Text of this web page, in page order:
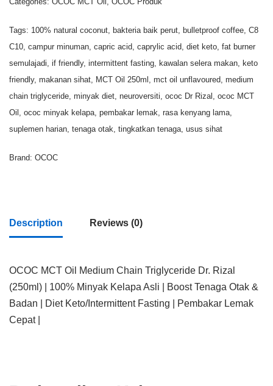
Tags: 100% natural coconut bakteria baik perut bulletproof coffee C8
C10 campur minuman capric acid caprylic acid diet keto fat burner
semulajadi if friendly, intermittent fasting kawalan selera makan
keto
friendly, makanan sihat MCT Oil 250ml mct oil unflavoured medium
chain triglyceride minyak diet neuroversiti ococ Dr Rizal
ococ MCT
Oil
ococ minyak kelapa pembakar lemak rasa kenyang lama
suplemen harian tenaga otak tingkatkan tenaga usus sihat
Brand: OCOC
Description Reviews (0)
OCOC MCT Oil Medium Chain Triglyceride Dr. Rizal
(250ml) | 100% Minyak Kelapa Asli | Boost Tenaga Otak &
Badan | Diet Keto/Intermittent Fasting | Pembakar Lemak
Cepat |